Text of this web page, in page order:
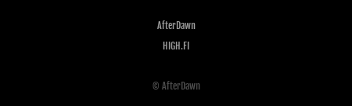
AfterDawn
HIGH.FI
© AfterDawn